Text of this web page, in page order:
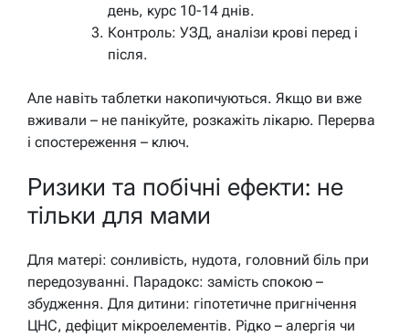
день, курс 10-14 днів.
Контроль: УЗД, аналізи крові перед і
після.
Але навіть таблетки накопичуються. Якщо ви вже
вживали – не панікуйте, розкажіть лікарю. Перерва
і спостереження – ключ.
Ризики та побічні ефекти: не
тільки для мами
Для матері: сонливість, нудота, головний біль при
передозуванні. Парадокс: замість спокою –
збудження. Для дитини: гіпотетичне пригнічення
ЦНС, дефіцит мікроелементів. Рідко – алергія чи